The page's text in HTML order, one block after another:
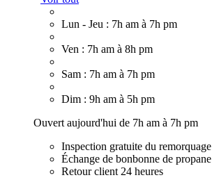
Lun - Jeu : 7h am à 7h pm
Ven : 7h am à 8h pm
Sam : 7h am à 7h pm
Dim : 9h am à 5h pm
Ouvert aujourd'hui de 7h am à 7h pm
Inspection gratuite du remorquage
Échange de bonbonne de propane
Retour client 24 heures